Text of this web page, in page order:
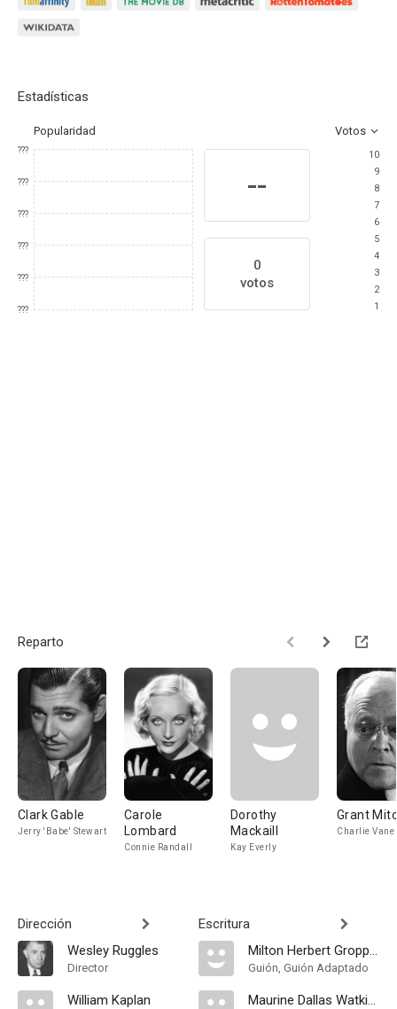
Estadísticas
Popularidad Votos
???
???
???
???
???
???
--
0
votos
10
9
8
7
6
5
4
3
2
1
Reparto
Clark Gable
Jerry 'Babe' Stewart
Carole
Lombard
Connie Randall
Dorothy
Mackaill
Kay Everly
Grant
Charlie Vane
Dirección
Wesley Ruggles
Director
William Kaplan
Escritura
Milton Herbert Gropper
Guión, Guión Adaptado
Maurine Dallas Watkins